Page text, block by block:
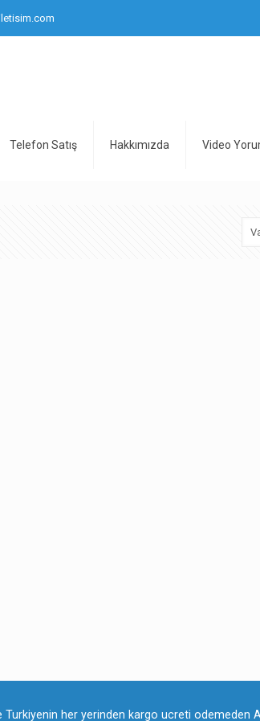
Telefon Satış Hakkımızda Video
Turkiyenin her yerinden kargo ucreti odemeden